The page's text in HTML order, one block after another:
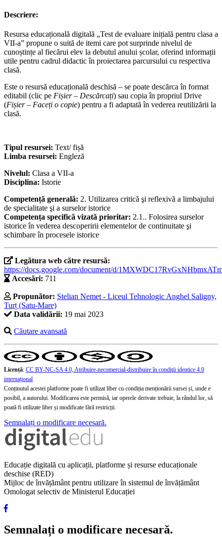
Descriere:
Resursa educațională digitală „Test de evaluare inițială pentru clasa a
VII-a” propune o suită de itemi care pot surprinde nivelul de
cunoștințe al fiecărui elev la debutul anului școlar, oferind informații
utile pentru cadrul didactic în proiectarea parcursului cu respectiva
clasă.
Este o resursă educațională deschisă – se poate descărca în format
editabil (clic pe Fișier – Descărcați) sau copia în propriul Drive
(Fișier – Faceți o copie) pentru a fi adaptată în vederea reutilizării la
clasă.
Tipul resursei: Text/ fișă
Limba resursei: Engleză
Nivelul: Clasa a VII-a
Disciplina: Istorie
Competență generală: 2. Utilizarea critică şi reflexivă a limbajului
de specialitate şi a surselor istorice
Competența specifică vizată prioritar: 2.1.. Folosirea surselor
istorice în vederea descoperirii elementelor de continuitate şi
schimbare în procesele istorice
Legătura web către resursă:
https://docs.google.com/document/d/
Accesări: 711
Propunător: Stelian Nemet - Liceul Tehnologic Anghel Saligny,
Turț (Satu-Mare)
Data validării: 19 mai 2023
Căutare avansată
Licență: CC BY-NC-SA 4.0, Atribuire-necomercial-distribuire în condiţii identice 4.0
internațional
Conținutul acestei platforme poate fi utilizat liber cu condiția menționării sursei și, unde e
posibil, a autorului. Modificarea este permisă, iar operele derivate trebuie, la rândul lor, să
poată fi utilizate liber și modificate fără restricții.
Semnalați o modificare necesară.
Educație digitală cu aplicații, platforme și resurse educaționale
deschise (RED)
Mijloc de învățământ pentru utilizare în sistemul de învățământ
Omologat selectiv de Ministerul Educației
Semnalați o modificare necesară.